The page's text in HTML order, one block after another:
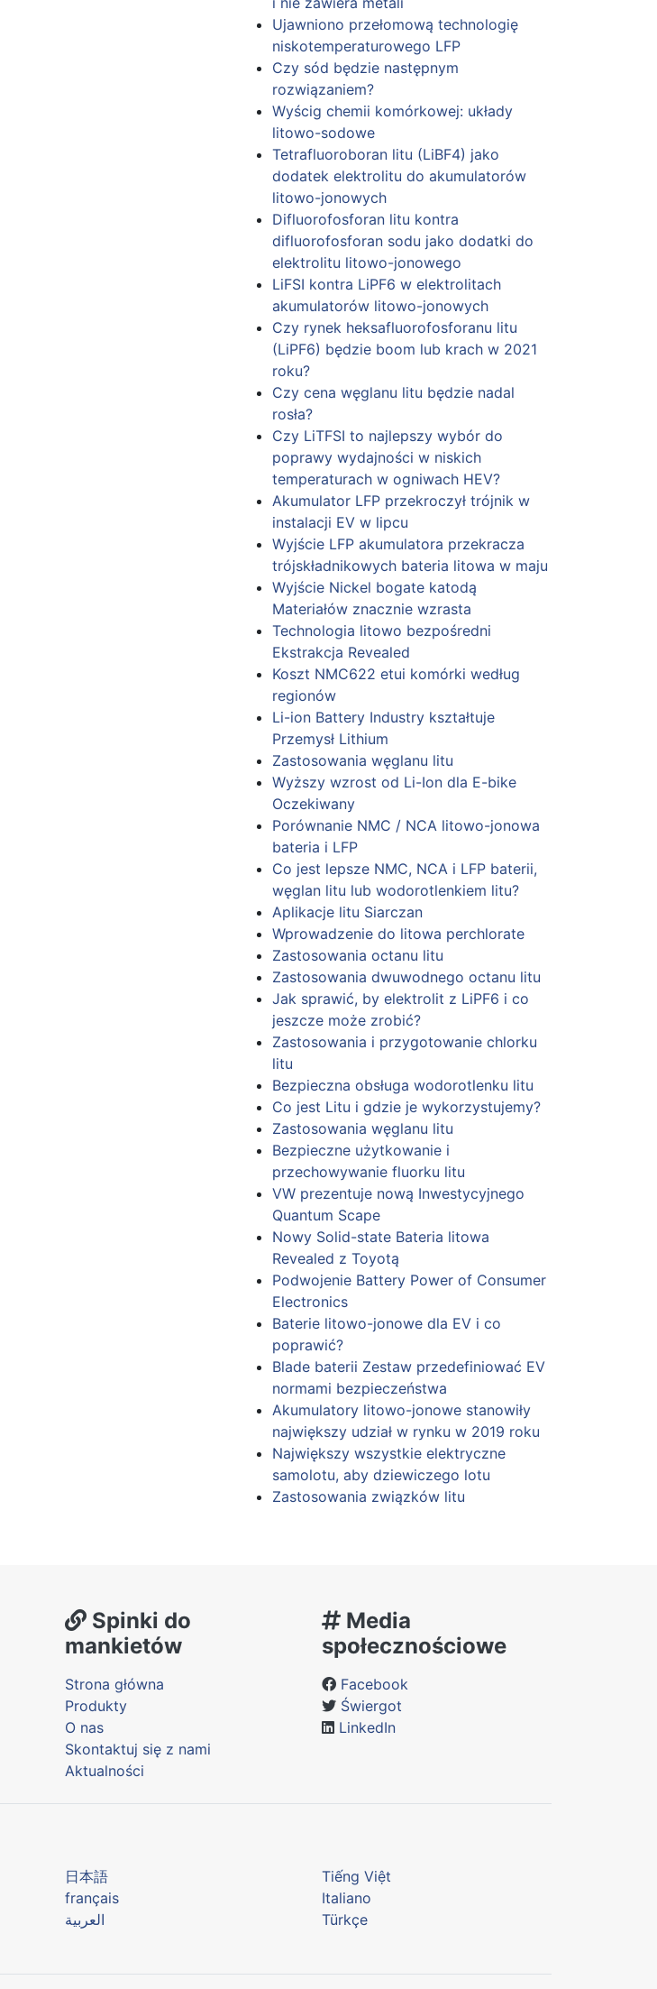
Ujawniono przełomową technologię
niskotemperaturowego LFP
Czy sód będzie następnym
rozwiązaniem?
Wyścig chemii komórkowej: układy
litowo-sodowe
Tetrafluoroboran litu (LiBF4) jako
dodatek elektrolitu do akumulatorów
litowo-jonowych
Difluorofosforan litu kontra
difluorofosforan sodu jako dodatki do
elektrolitu litowo-jonowego
LiFSI kontra LiPF6 w elektrolitach
akumulatorów litowo-jonowych
Czy rynek heksafluorofosforanu litu
(LiPF6) będzie boom lub krach w 2021
roku?
Czy cena węglanu litu będzie nadal
rosła?
Czy LiTFSI to najlepszy wybór do
poprawy wydajności w niskich
temperaturach w ogniwach HEV?
Akumulator LFP przekroczył trójnik w
instalacji EV w lipcu
Wyjście LFP akumulatora przekracza
trójskładnikowych bateria litowa w maju
Wyjście Nickel bogate katodą
Materiałów znacznie wzrasta
Technologia litowo bezpośredni
Ekstrakcja Revealed
Koszt NMC622 etui komórki według
regionów
Li-ion Battery Industry kształtuje
Przemysł Lithium
Zastosowania węglanu litu
Wyższy wzrost od Li-Ion dla E-bike
Oczekiwany
Porównanie NMC / NCA litowo-jonowa
bateria i LFP
Co jest lepsze NMC, NCA i LFP baterii,
węglan litu lub wodorotlenkiem litu?
Aplikacje litu Siarczan
Wprowadzenie do litowa perchlorate
Zastosowania octanu litu
Zastosowania dwuwodnego octanu litu
Jak sprawić, by elektrolit z LiPF6 i co
jeszcze może zrobić?
Zastosowania i przygotowanie chlorku
litu
Bezpieczna obsługa wodorotlenku litu
Co jest Litu i gdzie je wykorzystujemy?
Zastosowania węglanu litu
Bezpieczne użytkowanie i
przechowywanie fluorku litu
VW prezentuje nową Inwestycyjnego
Quantum Scape
Nowy Solid-state Bateria litowa
Revealed z Toyotą
Podwojenie Battery Power of Consumer
Electronics
Baterie litowo-jonowe dla EV i co
poprawić?
Blade baterii Zestaw przedefiniować EV
normami bezpieczeństwa
Akumulatory litowo-jonowe stanowiły
największy udział w rynku w 2019 roku
Największy wszystkie elektryczne
samolotu, aby dziewiczego lotu
Zastosowania związków litu
Spinki do
mankietów
Strona główna
Produkty
O nas
Skontaktuj się z nami
Aktualności
Media
społecznościowe
Facebook
Świergot
LinkedIn
日本語
Tiếng Việt
français
Italiano
العربية
Türkçe